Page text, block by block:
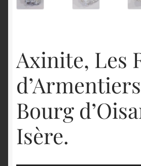
Axinite, Les
Bourg
Isère.